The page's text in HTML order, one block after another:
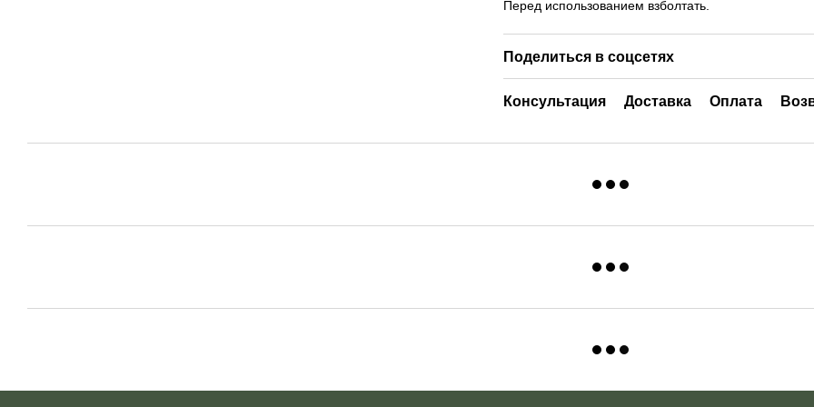
Перед использованием взболтать.
Поделиться в соцсетях
Консультация Доставка Оплата